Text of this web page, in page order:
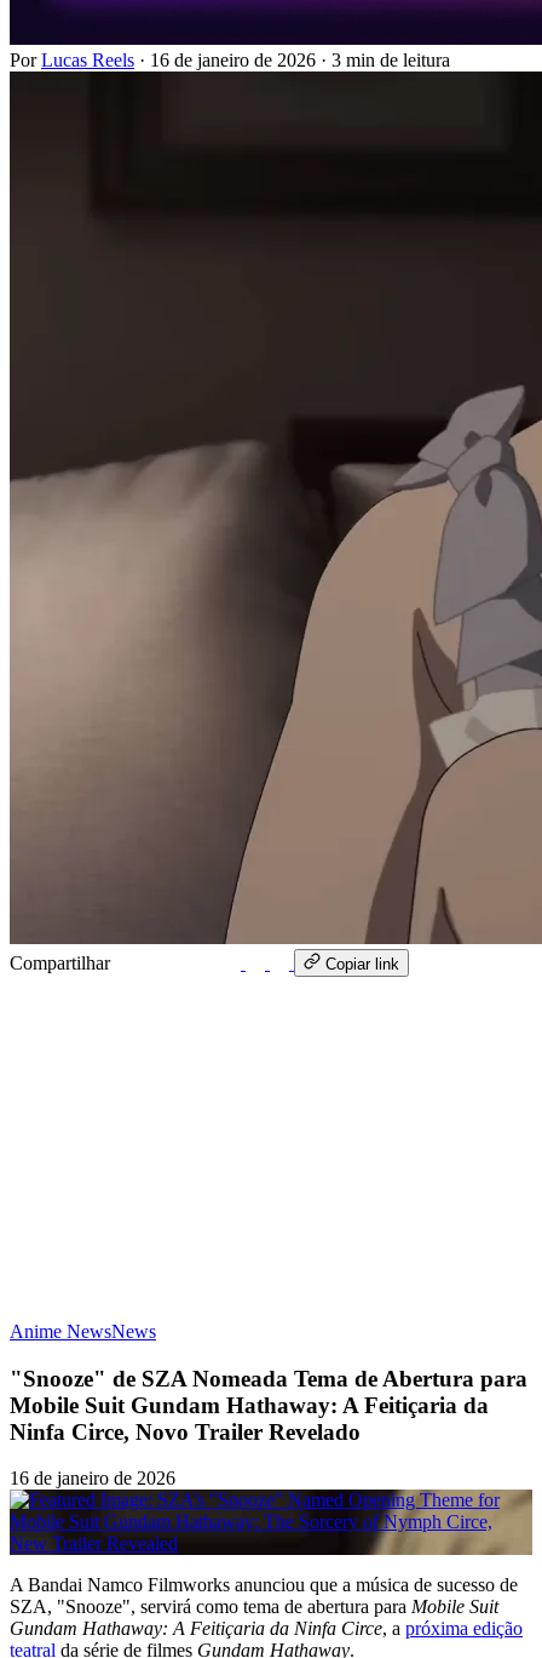
PorLucas Reels · 16 de janeiro de 2026 · 3 min de leitura
Compartilhar Copiar link
Anime NewsNews
"Snooze" de SZA Nomeada Tema de Abertura para
Mobile Suit Gundam Hathaway: A Feitiçaria da
Ninfa Circe, Novo Trailer Revelado
16 de janeiro de 2026
A Bandai Namco Filmworks anunciou que a música de sucesso de
SZA, "Snooze", servirá como tema de abertura para Mobile Suit
Gundam Hathaway: A Feitiçaria da Ninfa Circe, a próxima edição
teatral da série de filmes Gundam Hathaway.